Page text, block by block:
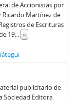
de Accionistas por
Ricardo Martínez de
de Escrituras
19... »
publicitario de
Sociedad Editora